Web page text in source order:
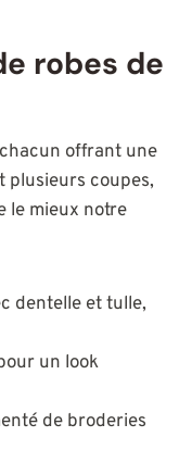
robes de
offrant une
plusieurs coupes,
le mieux notre
dentelle et tulle,
un look
de broderies